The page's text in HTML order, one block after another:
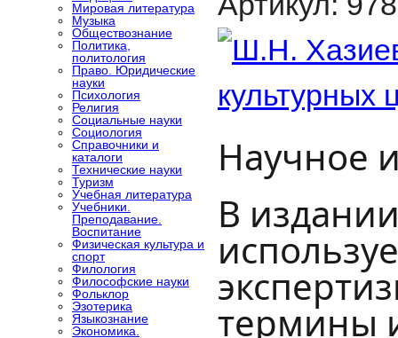
Научное
В
термины
Мировая литература
Музыка
Обществознание
Политика,
политология
Право. Юридические
науки
Психология
Религия
Социальные науки
Социология
Справочники и
каталоги
Технические науки
Туризм
Учебная литература
Учебники.
Преподавание.
Воспитание
Физическая культура и
спорт
Филология
Философские науки
Фольклор
Эзотерика
Языкознание
Экономика.